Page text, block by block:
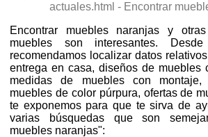
Encontrar muebles naranjas y
muebles son interesantes.
recomendamos localizar datos
entrega en casa, diseños de muebles
medidas de muebles con
muebles de color púrpura, ofertas de
te exponemos para que te sirva de
varias búsquedas que son
muebles naranjas":